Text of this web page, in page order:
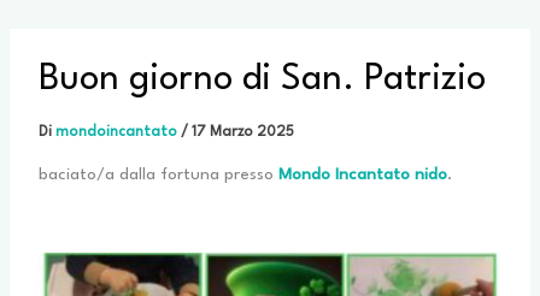
Buon giorno di San. Patrizio
Dimondoincantato/17 Marzo 2025
baciato/a dalla fortuna presso Mondo Incantato nido.